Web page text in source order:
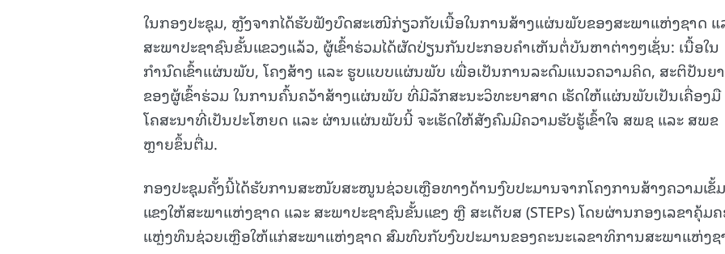
ໃນກອງປະຊຸມ, ຫຼັງຈາກໄດ້ຮັບຟັງບົດສະເໜີກ່ຽວກັບເນື້ອໃນການສ້າງແຜ່ນພັບຂອງສະພາແຫ່ງຊາດ ແ
ສະພາປະຊາຊົນຂັ້ນແຂວງແລ້ວ, ຜູ້ເຂົ້າຮ່ວມໄດ້ຜັດປ່ຽນກັນປະກອບຄຳເຫັນຕໍ່ບັນຫາຕ່າງໆເຊັ່ນ: ເນື້ອໃນ
ກຳນົດເຂົ້າແຜ່ນພັບ, ໂຄງສ້າງ ແລະ ຮູບແບບແຜ່ນພັບ ເພື່ອເປັນການລະດົມແນວຄວາມຄິດ, ສະຕິປັນຍາ
ຂອງຜູ້ເຂົ້າຮ່ວມ ໃນການຄົ້ນຄວ້າສ້າງແຜ່ນພັບ ທີ່ມີລັກສະນະວິທະຍາສາດ ເຮັດໃຫ້ແຜ່ນພັບເປັນເຄື່ອງມື
ໂຄສະນາທີ່ເປັນປະໂຫຍດ ແລະ ຜ່ານແຜ່ນພັບນີ້ ຈະເຮັດໃຫ້ສັງຄົມມີຄວາມຮັບຮູ້ເຂົ້າໃຈ ສພຊ ແລະ ສພຂ
ຫຼາຍຂຶ້ນຕື່ມ.
ກອງປະຊຸມຄັ້ງນີ້ໄດ້ຮັບການສະໜັບສະໜູນຊ່ວຍເຫຼືອທາງດ້ານງົບປະມານຈາກໂຄງການສ້າງຄວາມເຂັ້ມ
ແຂງໃຫ້ສະພາແຫ່ງຊາດ ແລະ ສະພາປະຊາຊົນຂັ້ນແຂງ ຫຼື ສະເຕັບສ (STEPs) ໂດຍຜ່ານກອງເລຂາຄຸ້ມ
ແຫຼ່ງທຶນຊ່ວຍເຫຼືອໃຫ້ແກ່ສະພາແຫ່ງຊາດ ສົມທົບກັບງົບປະມານຂອງຄະນະເລຂາທິການສະພາແຫ່ງຊ